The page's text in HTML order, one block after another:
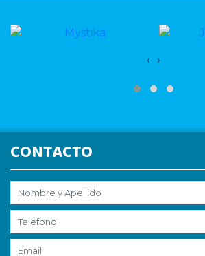
‹ ›
CONTACTO